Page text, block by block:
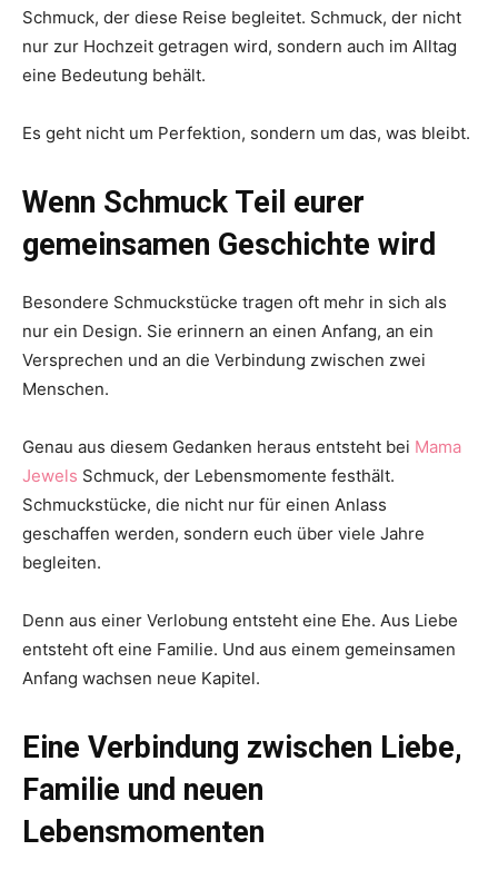
Schmuck, der diese Reise begleitet. Schmuck, der nicht
nur zur Hochzeit getragen wird, sondern auch im Alltag
eine Bedeutung behält.
Es geht nicht um Perfektion, sondern um das, was bleibt.
Wenn Schmuck Teil eurer
gemeinsamen Geschichte wird
Besondere Schmuckstücke tragen oft mehr in sich als
nur ein Design. Sie erinnern an einen Anfang, an ein
Versprechen und an die Verbindung zwischen zwei
Menschen.
Genau aus diesem Gedanken heraus entsteht bei Mama
Jewels Schmuck, der Lebensmomente festhält.
Schmuckstücke, die nicht nur für einen Anlass
geschaffen werden, sondern euch über viele Jahre
begleiten.
Denn aus einer Verlobung entsteht eine Ehe. Aus Liebe
entsteht oft eine Familie. Und aus einem gemeinsamen
Anfang wachsen neue Kapitel.
Eine Verbindung zwischen Liebe,
Familie und neuen
Lebensmomenten